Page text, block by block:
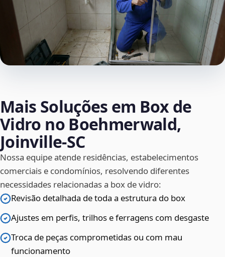
Mais Soluções em Box de
Vidro no Boehmerwald,
Joinville‑SC
Nossa equipe atende residências, estabelecimentos
comerciais e condomínios, resolvendo diferentes
necessidades relacionadas a box de vidro:
Revisão detalhada de toda a estrutura do box
Ajustes em perfis, trilhos e ferragens com desgaste
Troca de peças comprometidas ou com mau
funcionamento